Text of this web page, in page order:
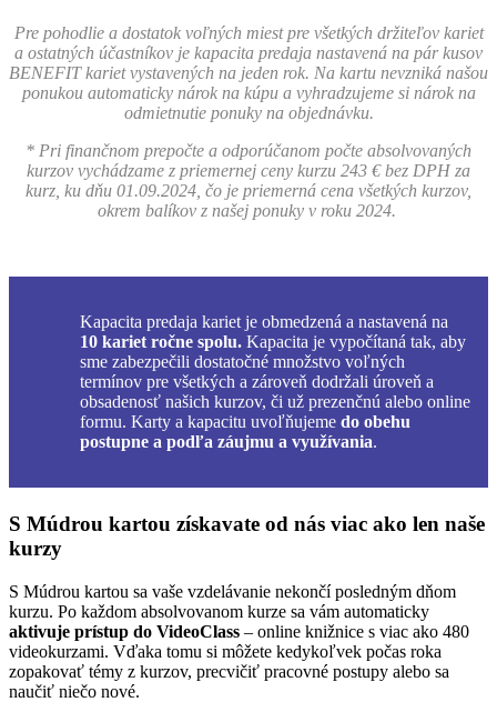
Pre pohodlie a dostatok voľných miest pre všetkých držiteľov kariet
a ostatných účastníkov je kapacita predaja nastavená na pár kusov
BENEFIT kariet vystavených na jeden rok. Na kartu nevzniká našou
ponukou automaticky nárok na kúpu a vyhradzujeme si nárok na
odmietnutie ponuky na objednávku.
* Pri finančnom prepočte a odporúčanom počte absolvovaných
kurzov vychádzame z priemernej ceny kurzu 243 € bez DPH za
kurz, ku dňu 01.09.2024, čo je priemerná cena všetkých kurzov,
okrem balíkov z našej ponuky v roku 2024.
Kapacita predaja kariet je obmedzená a nastavená na
10 kariet ročne spolu. Kapacita je vypočítaná tak, aby
sme zabezpečili dostatočné množstvo voľných
termínov pre všetkých a zároveň dodržali úroveň a
obsadenosť našich kurzov, či už prezenčnú alebo online
formu. Karty a kapacitu uvoľňujeme do obehu
postupne a podľa záujmu a využívania.
S Múdrou kartou získavate od nás viac ako len naše
kurzy
S Múdrou kartou sa vaše vzdelávanie nekončí posledným dňom
kurzu. Po každom absolvovanom kurze sa vám automaticky
aktivuje prístup do VideoClass – online knižnice s viac ako 480
videokurzami. Vďaka tomu si môžete kedykoľvek počas roka
zopakovať témy z kurzov, precvičiť pracovné postupy alebo sa
naučiť niečo nové.